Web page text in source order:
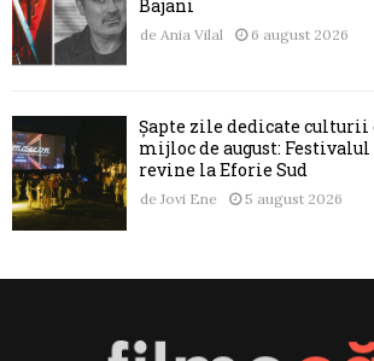
Bajani
de Ania Vilal 6 august 2026
Șapte zile dedicate culturii
mijloc de august:
revine la Eforie Sud
de Jovi Ene 5 august 2026